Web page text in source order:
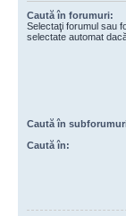
Caută în forumuri:
Selectaţi forumul sau
selectate automat
Caută în
Caută în: